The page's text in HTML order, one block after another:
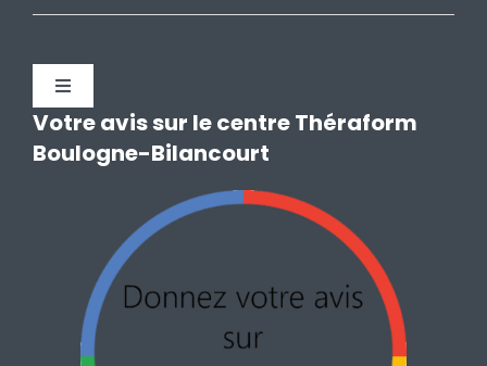
Navigation
à
CONTACTEZ-NOUS
MENTIONS LEGALES
Votre avis sur le centre Théraform
Boulogne-Bilancourt